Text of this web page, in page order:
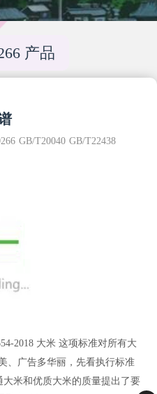
产品
GB/T20040 GB/T22438
2018 大米 这项标准对所有大
、广告多华丽，先看执行标准
米和优质大米的质量提出了要